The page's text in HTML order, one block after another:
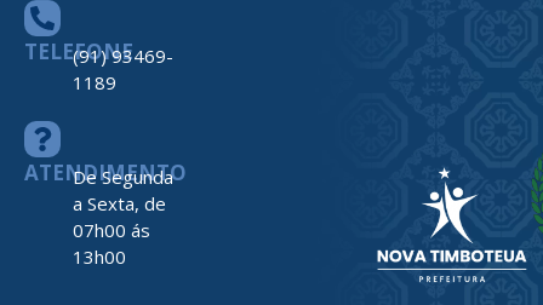
TELEFONE
(91) 93469-
1189
ATENDIMENTO
De Segunda
a Sexta, de
07h00 ás
13h00